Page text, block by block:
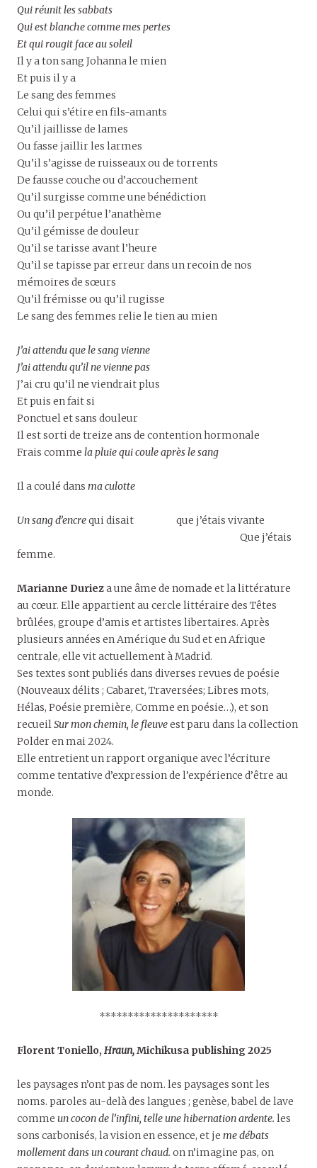
Qui réunit les sabbats
Qui est blanche comme mes pertes
Et qui rougit face au soleil
Il y a ton sang Johanna le mien
Et puis il y a
Le sang des femmes
Celui qui s’étire en fils-amants
Qu’il jaillisse de lames
Ou fasse jaillir les larmes
Qu’il s’agisse de ruisseaux ou de torrents
De fausse couche ou d’accouchement
Qu’il surgisse comme une bénédiction
Ou qu’il perpétue l’anathème
Qu’il gémisse de douleur
Qu’il se tarisse avant l’heure
Qu’il se tapisse par erreur dans un recoin de nos
mémoires de sœurs
Qu’il frémisse ou qu’il rugisse
Le sang des femmes relie le tien au mien
J’ai attendu que le sang vienne
J’ai attendu qu’il ne vienne pas
J’ai cru qu’il ne viendrait plus
Et puis en fait si
Ponctuel et sans douleur
Il est sorti de treize ans de contention hormonale
Frais comme la pluie qui coule après le sang
Il a coulé dans ma culotte
Un sang d’encrequi disait que j’étais vivante
Que j’étais
femme.
Marianne Durieza une âme de nomade et la littérature
au cœur. Elle appartient au cercle littéraire des Têtes
brûlées, groupe d’amis et artistes libertaires. Après
plusieurs années en Amérique du Sud et en Afrique
centrale, elle vit actuellement à Madrid.
Ses textes sont publiés dans diverses revues de poésie
(Nouveaux délits ; Cabaret, Traversées; Libres mots,
Hélas, Poésie première, Comme en poésie…), et son
recueilSur mon chemin, le fleuveest paru dans la collection
Polder en mai 2024.
Elle entretient un rapport organique avec l’écriture
comme tentative d’expression de l’expérience d’être au
monde.
*********************
Florent Toniello, Hraun,Michikusa publishing 2025
les paysages n’ont pas de nom. les paysages sont les
noms. paroles au-delà des langues ; genèse, babel de lave
comme un cocon de l’infini, telle une hibernation ardente. les
sons carbonisés, la vision en essence, et je me débats
mollement dans un courant chaud. on n’imagine pas, on